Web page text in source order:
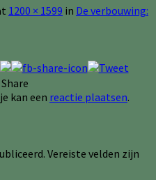
1200 × 1599 in De verbouwing:
kan een reactie plaatsen.
Vereiste velden zijn